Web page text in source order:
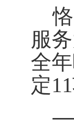
服
全
定11